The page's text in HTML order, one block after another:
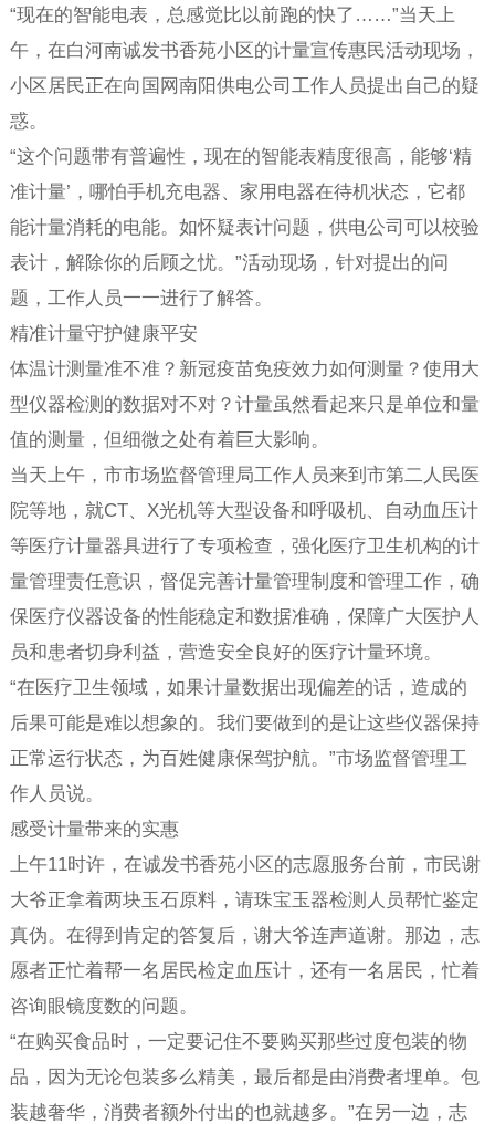
“现在的智能电表，总感觉比以前跑的快了……”当天上
午，在白河南诚发书香苑小区的计量宣传惠民活动现场，
小区居民正在向国网南阳供电公司工作人员提出自己的疑
惑。
“这个问题带有普遍性，现在的智能表精度很高，能够‘精
准计量’，哪怕手机充电器、家用电器在待机状态，它都
能计量消耗的电能。如怀疑表计问题，供电公司可以校验
表计，解除你的后顾之忧。”活动现场，针对提出的问
题，工作人员一一进行了解答。
精准计量守护健康平安
体温计测量准不准？新冠疫苗免疫效力如何测量？使用大
型仪器检测的数据对不对？计量虽然看起来只是单位和量
值的测量，但细微之处有着巨大影响。
当天上午，市市场监督管理局工作人员来到市第二人民医
院等地，就CT、X光机等大型设备和呼吸机、自动血压计
等医疗计量器具进行了专项检查，强化医疗卫生机构的计
量管理责任意识，督促完善计量管理制度和管理工作，确
保医疗仪器设备的性能稳定和数据准确，保障广大医护人
员和患者切身利益，营造安全良好的医疗计量环境。
“在医疗卫生领域，如果计量数据出现偏差的话，造成的
后果可能是难以想象的。我们要做到的是让这些仪器保持
正常运行状态，为百姓健康保驾护航。”市场监督管理工
作人员说。
感受计量带来的实惠
上午11时许，在诚发书香苑小区的志愿服务台前，市民谢
大爷正拿着两块玉石原料，请珠宝玉器检测人员帮忙鉴定
真伪。在得到肯定的答复后，谢大爷连声道谢。那边，志
愿者正忙着帮一名居民检定血压计，还有一名居民，忙着
咨询眼镜度数的问题。
“在购买食品时，一定要记住不要购买那些过度包装的物
品，因为无论包装多么精美，最后都是由消费者埋单。包
装越奢华，消费者额外付出的也就越多。”在另一边，志